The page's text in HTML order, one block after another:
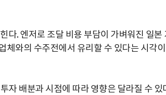
다. 엔저로 조달 비용 부담이 가벼워진 일본
체와의 수주전에서 유리할 수 있다는 시각
자 배분과 시점에 따라 영향은 달라질 수 있